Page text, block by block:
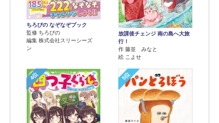
ちろぴの なぞなぞブック
監修 ちろぴの
編集 株式会社スリーシーズ
ン
放課後チェンジ 南の島へ大旅
行！
作 藤並 みなと
絵 こよせ
4位 5位